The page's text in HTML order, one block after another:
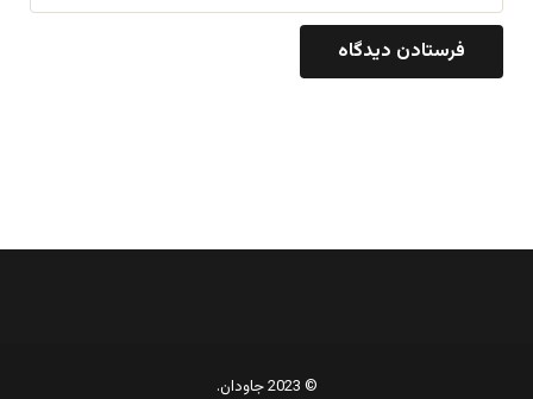
© 2023 جاودان.